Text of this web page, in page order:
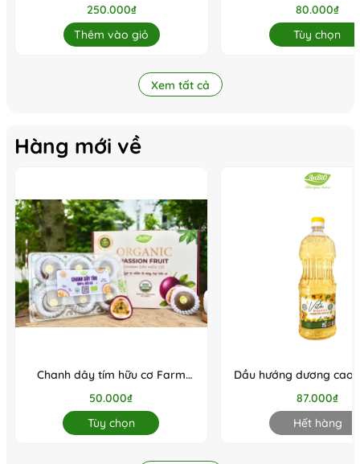
250.000₫
Thêm vào giỏ
80.000₫
Tùy chọn
Xem tất cả
Hàng mới về
Chanh dây tím hữu cơ Farm
50.000₫
Tùy chọn
Dầu hướng dương cao
87.000₫
Hết hàng